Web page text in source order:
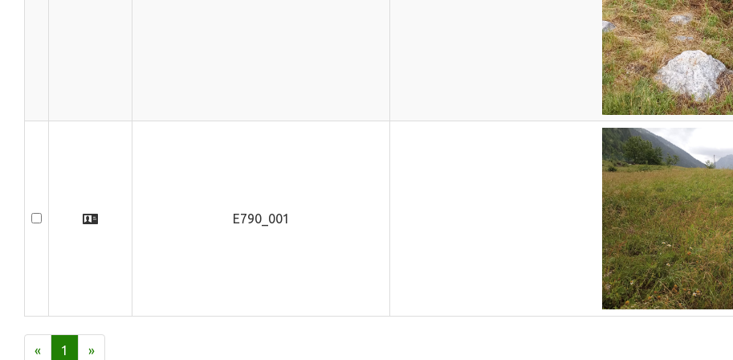
E790_001
« 1 »